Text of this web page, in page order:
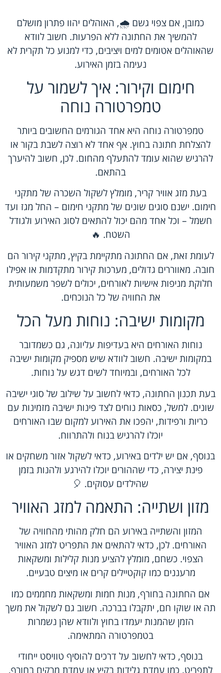
כמובן, אם צפוי גשם 🌧️, האוהלים יהוו פתרון מושלם
להמשיך את החתונה ללא הפרעות. חשוב לוודא
שהאוהלים אטומים למים ויציבים, כדי למנוע כל תקרית לא
נעימה בזמן האירוע.
חימום וקירור: איך לשמור על
טמפרטורה נוחה
טמפרטורה נוחה היא אחד הגורמים החשובים ביותר
להצלחת חתונה בחוץ. אף אחד לא רוצה לשבת בקור או
להרגיש שהוא עומד להתעלף מהחום. לכן, חשוב להיערך
בהתאם.
בעת מזג אווירקריר, מומלץ לשקול השכרה של מתקני
חימום. ישנם סוגים שונים של מתקני חימום – החל מגז ועד
חשמל – וכל אחד מהם יכול להתאים לסוג האירוע ולגודל
השטח. 🔥
לעומת זאת, אם החתונה מתקיימת בקיץ, מתקני קירור הם
חובה. מאווררים גדולים, מערכות קירור מתקדמות או אפילו
חלוקת מניפות אישיות לאורחים, יכולים לשפר משמעותית
את החוויה של כל הנוכחים.
מקומות ישיבה: נוחות מעל הכל
נוחות האורחים היא בעדיפות עליונה, גם כשמדובר
במקומות ישיבה. חשוב לוודא שיש מספיק מקומות ישיבה
לכל האורחים, ובמיוחד לשים דגש על נוחות.
בעת תכנון החתונה, כדאי לחשוב על שילוב של סוגי ישיבה
שונים. למשל, כסאות נוחים לצד פינות ישיבה מזמינות עם
כריות ורפידות, יהפכו את האירוע למקום שבו האורחים
יוכלו להרגיש בנוח ולהתרווח.
בנוסף, אם יש ילדים באירוע, כדאי לשקול אזור משחקים או
פינת יצירה, כדי שההורים יוכלו להירגע ולהנות בזמן
שהילדים עסוקים. 🎈
מזון ושתייה: התאמה למזג האוויר
המזון והשתייה באירוע הם חלק מהותי מהחוויה של
האורחים. לכן, כדאי להתאים את התפריט למזג האוויר
הצפוי. כשחם, מומלץ להציע מנות קלילות ומשקאות
מרעננים כמו קוקטיילים קרים או מיצים טבעיים.
אם החתונה בחורף, מנות חמות ומשקאות מחממים כמו
תה או שוקו חם, יתקבלו בברכה. חשוב גם לשקול את משך
הזמן שהמנות יעמדו בחוץ ולוודא שהן נשמרות
בטמפרטורה המתאימה.
בנוסף, כדאי לחשוב על דרכים להוסיף טוויסט ייחודי
לתפריט, כמו עמדת גלידות בקיץ או עמדת מרקים בחורף.